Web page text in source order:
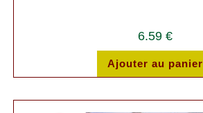
6.59 €
Ajouter au panier